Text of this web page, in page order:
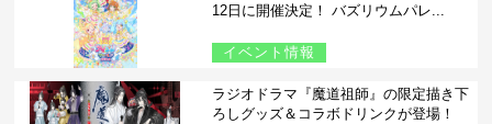
12日に開催決定！ バズリウムパレ...
イベント情報
ラジオドラマ『魔道祖師』の限定描き下
ろしグッズ＆コラボドリンクが登場！